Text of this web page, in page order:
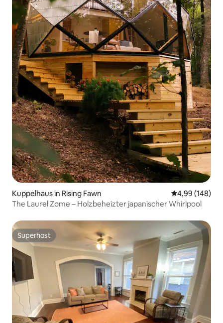
Kuppelhaus in Rising Fawn
4,99 (148)
The Laurel Zome – Holzbeheizter japanischer Whirlpool
Superhost
Superhost